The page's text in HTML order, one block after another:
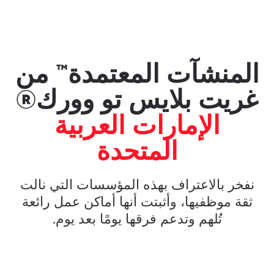
المنشآت المعتمدة™ من
غريت بلايس تو وورك®
الإمارات العربية
المتحدة
نفخر بالاعتراف بهذه المؤسسات التي نالت
ثقة موظفيها، وأثبتت أنها أماكن عمل رائعة
تُلهم وتدعم فرقها يومًا بعد يوم.